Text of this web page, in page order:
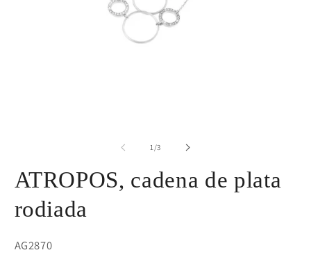
1/de
3
ATROPOS, cadena de plata
rodiada
SKU:
AG2870